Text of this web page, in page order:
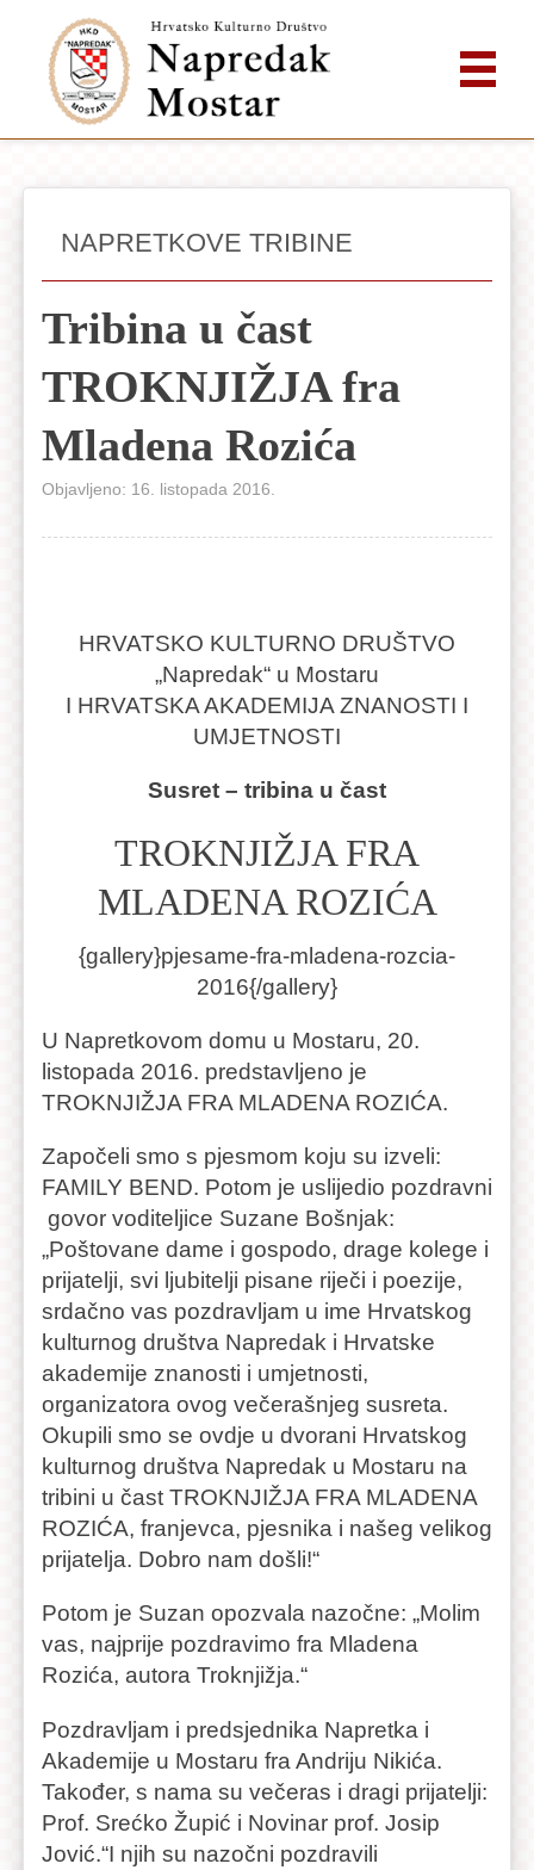
NAPRETKOVE TRIBINE
Tribina u čast
TROKNJIŽJA fra
Mladena Rozića
Objavljeno: 16. listopada 2016.
HRVATSKO KULTURNO DRUŠTVO
„Napredak“ u Mostaru
I HRVATSKA AKADEMIJA ZNANOSTI I
UMJETNOSTI
Susret – tribina u čast
TROKNJIŽJA FRA
MLADENA ROZIĆA
{gallery}pjesame-fra-mladena-rozcia-
2016{/gallery}
U Napretkovom domu u Mostaru, 20.
listopada 2016. predstavljeno je
TROKNJIŽJA FRA MLADENA ROZIĆA.
Započeli smo s pjesmom koju su izveli:
FAMILY BEND. Potom je uslijedio pozdravni
govor voditeljice Suzane Bošnjak:
„Poštovane dame i gospodo, drage kolege i
prijatelji, svi ljubitelji pisane riječi i poezije,
srdačno vas pozdravljam u ime Hrvatskog
kulturnog društva Napredak i Hrvatske
akademije znanosti i umjetnosti,
organizatora ovog večerašnjeg susreta.
Okupili smo se ovdje u dvorani Hrvatskog
kulturnog društva Napredak u Mostaru na
tribini u čast TROKNJIŽJA FRA MLADENA
ROZIĆA, franjevca, pjesnika i našeg velikog
prijatelja. Dobro nam došli!“
Potom je Suzan opozvala nazočne: „Molim
vas, najprije pozdravimo fra Mladena
Rozića, autora Troknjižja.“
Pozdravljam i predsjednika Napretka i
Akademije u Mostaru fra Andriju Nikića.
Također, s nama su večeras i dragi prijatelji:
Prof. Srećko Župić i Novinar prof. Josip
Jović.“I njih su nazočni pozdravili